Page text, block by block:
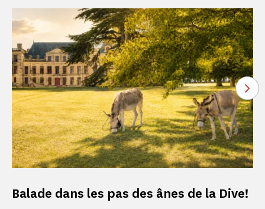
Balade dans les pas des ânes de la Dive!